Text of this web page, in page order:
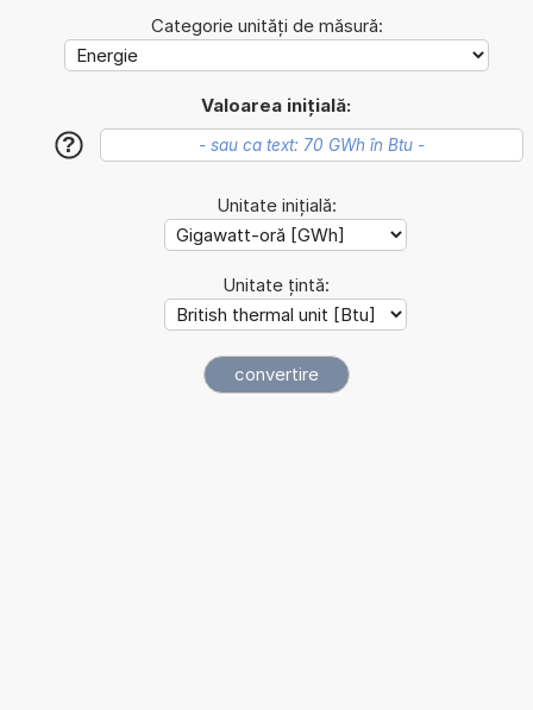
Categorie unități de măsură:
Valoarea inițială:
?
Unitate inițială:
Unitate țintă: